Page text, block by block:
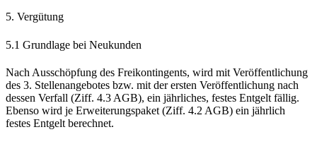
5. Vergütung
5.1 Grundlage bei Neukunden
Nach Ausschöpfung des Freikontingents, wird mit Veröffentlichung
des 3. Stellenangebotes bzw. mit der ersten Veröffentlichung nach
dessen Verfall (Ziff. 4.3 AGB), ein jährliches, festes Entgelt fällig.
Ebenso wird je Erweiterungspaket (Ziff. 4.2 AGB) ein jährlich
festes Entgelt berechnet.